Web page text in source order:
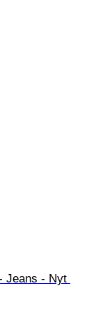
Jeans - Nyt